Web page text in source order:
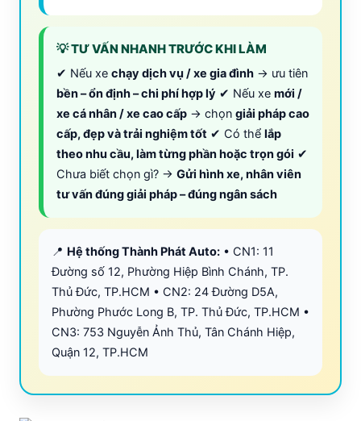
💡 TƯ VẤN NHANH TRƯỚC KHI LÀM
✔ Nếu xe chạy dịch vụ / xe gia đình → ưu tiên
bền – ổn định – chi phí hợp lý ✔ Nếu xe mới /
xe cá nhân / xe cao cấp → chọn giải pháp cao
cấp, đẹp và trải nghiệm tốt ✔ Có thể lắp
theo nhu cầu, làm từng phần hoặc trọn gói ✔
Chưa biết chọn gì? → Gửi hình xe, nhân viên
tư vấn đúng giải pháp – đúng ngân sách
📍 Hệ thống Thành Phát Auto: • CN1: 11
Đường số 12, Phường Hiệp Bình Chánh, TP.
Thủ Đức, TP.HCM • CN2: 24 Đường D5A,
Phường Phước Long B, TP. Thủ Đức, TP.HCM •
CN3: 753 Nguyễn Ảnh Thủ, Tân Chánh Hiệp,
Quận 12, TP.HCM